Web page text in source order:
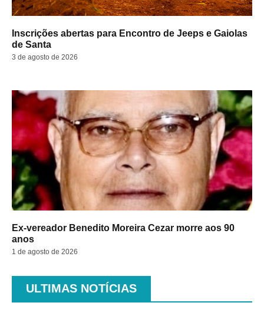
Inscrições abertas para Encontro de Jeeps e Gaiolas
de Santa
3 de agosto de 2026
Ex-vereador Benedito Moreira Cezar morre aos 90
anos
1 de agosto de 2026
ULTIMAS NOTÍCIAS